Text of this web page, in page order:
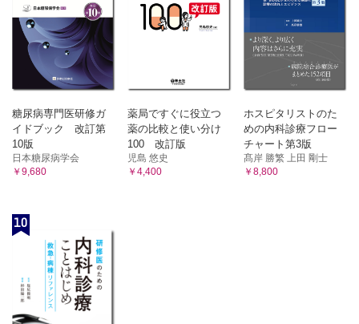
II 腓腹筋弁・筋皮弁
症例1／症例2
第7章 穿通枝皮弁・中隔皮弁
1．前腕皮弁
I 遊離前腕皮弁
II 有茎前腕皮弁
症例1／症例2
2．前外側大腿皮弁
3．広背筋穿通枝皮弁・胸背動脈穿通枝皮弁
血行形態／適応
手技
症例
4．深下腹壁動脈穿通枝皮弁(DIEP flap)
糖尿病専門医研修ガ
イドブック 改訂第
10版
日本糖尿病学会
￥9,680
薬局ですぐに役立つ
薬の比較と使い分け
100 改訂版
児島 悠史
￥4,400
ホスピタリストのた
めの内科診療フロー
チャート第3版
髙岸 勝繁 上田 剛士
￥8,800
10